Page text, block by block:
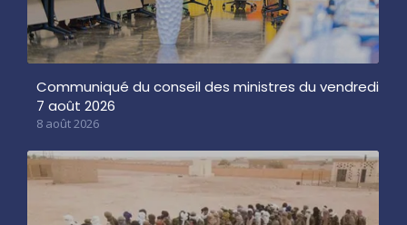
Communiqué du conseil des ministres du vendredi
7 août 2026
8 août 2026